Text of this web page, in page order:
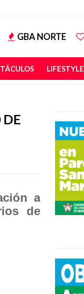
GBA NORTE
LIFESTYLE
a
de